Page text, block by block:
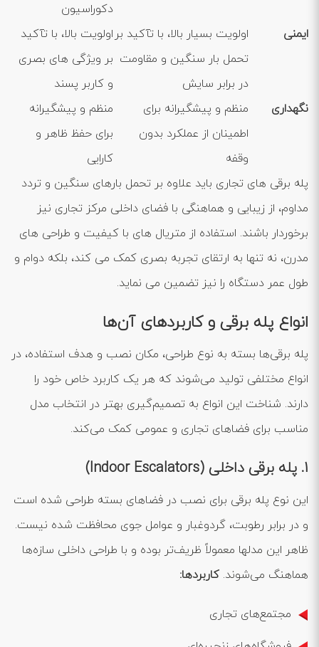
دکوراسیون
ایمنی
اولویت بسیار بالا، با تآکید بر
تحمل بار سنگین و مقاومت
در برابر سایش
اولویت بالا، با تآکید
بر ویژگی ‌های بصری
و کاربر پسند
نگهداری
منظم و پیشگیرانه برای
اطمینان از عملکرد بدون
وقفه
منظم و پیشگیرانه
برای حفظ ظاهر و
کارایی
پله برقی ‌های تجاری باید علاوه بر تحمل بارهای سنگین و تردد
مداوم، از زیبایی و هماهنگی با فضای داخلی مرکز تجاری نیز
برخوردار باشند. استفاده از متریال ‌های با کیفیت و طراحی‌ های
مدرن، نه تنها به ارتقای تجربه بصری کمک می‌ کند، بلکه دوام و
طول عمر دستگاه را نیز تضمین می ‌نماید.
انواع پله برقی و کاربردهای آن‌ها
پله‌ برقی‌ها بسته به نوع طراحی، مکان نصب و هدف استفاده، در
انواع مختلفی تولید می‌شوند که هر یک کاربرد خاص خود را
دارند. شناخت این انواع به تصمیم‌گیری بهتر در انتخاب مدل
مناسب برای فضاهای تجاری و عمومی کمک می‌کند.
1. پله برقی داخلی (Indoor Escalators)
این نوع پله برقی برای نصب در فضاهای بسته طراحی شده است
و در برابر رطوبت، گردوغبار و عوامل جوی محافظت شده نیست.
ظاهر این مدلها معمولاً ظریف‌تر بوده و با طراحی داخلی سازه‌ها
هماهنگ می‌شوند. کاربردها:
مجتمع‌های تجاری